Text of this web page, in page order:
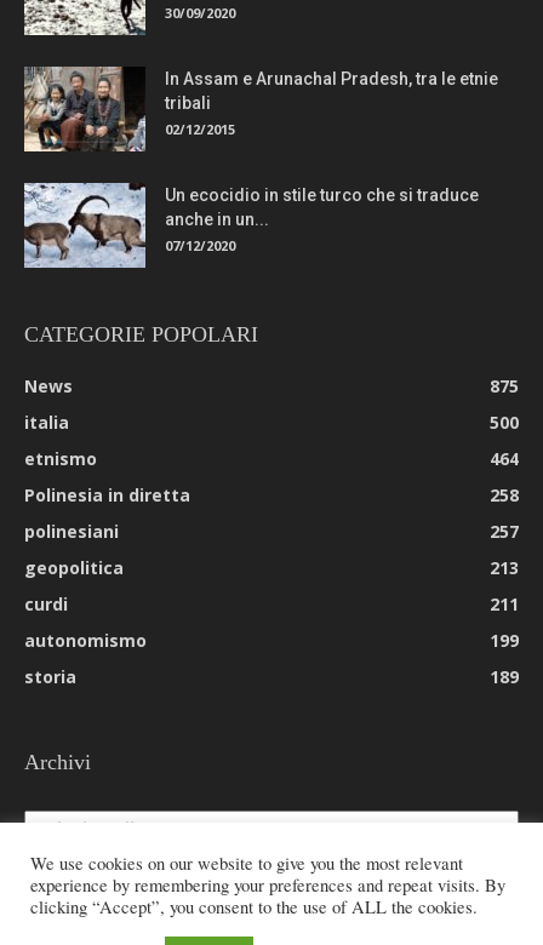
30/09/2020
In Assam e Arunachal Pradesh, tra le etnie
tribali
02/12/2015
Un ecocidio in stile turco che si traduce
anche in un...
07/12/2020
CATEGORIE POPOLARI
News
875
italia
500
etnismo
464
Polinesia in diretta
258
polinesiani
257
geopolitica
213
curdi
211
autonomismo
199
storia
189
Archivi
Archivi
We use cookies on our website to give you the most relevant
experience by remembering your preferences and repeat visits. By
clicking “Accept”, you consent to the use of ALL the cookies.